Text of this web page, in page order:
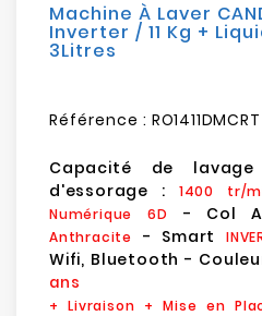
Machine À Laver
Inverter / 11 Kg +
3Litres
Référence : RO1411DMCRT
Capacité de
d'essorage : 1400 tr/
Numérique 6D
- Col
Anthracite - Smart
Wifi, Bluetooth -
ans
+ Livraison + Mise en